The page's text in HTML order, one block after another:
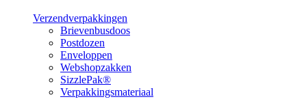
Verzendverpakkingen
Brievenbusdoos
Postdozen
Enveloppen
Webshopzakken
SizzlePak®
Verpakkingsmateriaal